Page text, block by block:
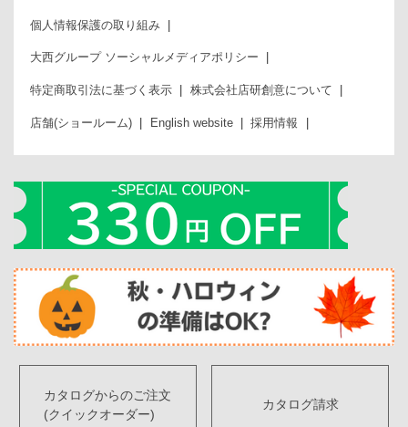
個人情報保護の取り組み
大西グループ ソーシャルメディアポリシー
特定商取引法に基づく表示 株式会社店研創意について
店舗(ショールーム) English website 採用情報
カタログからのご注文
(クイックオーダー)
カタログ請求